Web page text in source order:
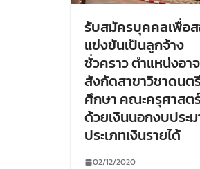
รับสมัครบุคคลเพื่อ
แข่งขันเป็นลูกจ้าง
ชั่วคราว ตำแหน่งอา
สังกัดสาขาวิชาดนต
ศึกษา คณะครุศาสต
ด้วยเงินนอกงบประ
ประเภทเงินรายได้
02/12/2020